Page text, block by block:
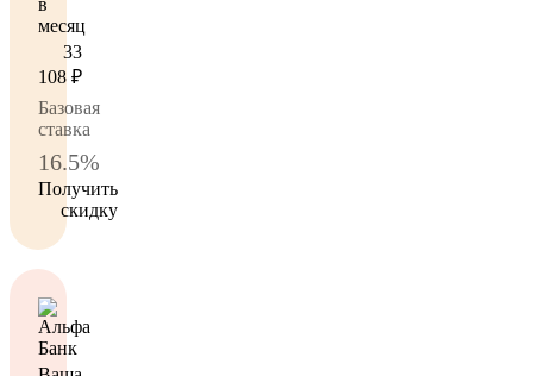
месяц
33
108 ₽
Базовая
ставка
16.5%
Получить
скидку